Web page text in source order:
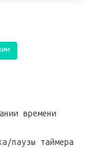
времени
паузы таймера